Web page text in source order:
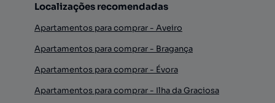
Localizações recomendadas
Apartamentos para comprar - Aveiro
Apartamentos para comprar - Bragança
Apartamentos para comprar - Évora
Apartamentos para comprar - Ilha da Graciosa